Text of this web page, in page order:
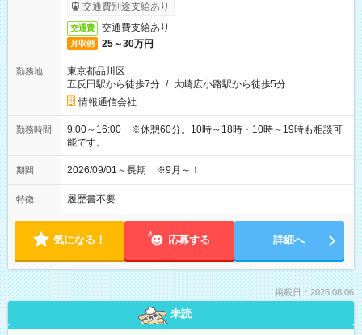
交通費別途支給あり
交通費 交通費支給あり
月収例 25～30万円
勤務地
東京都品川区
五反田駅から徒歩7分 / 大崎広小路駅から徒歩5分
情報通信会社
勤務時間
9:00～16:00 ※休憩60分。10時～18時・10時～19時も相談可
能です。
期間 2026/09/01～長期 ※9月～！
特徴 履歴書不要
気になる！ 応募する 詳細へ
掲載日：2026.08.06
未読